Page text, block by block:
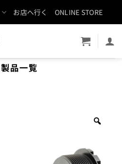
お店へ行く ONLINE STORE
製品一覧